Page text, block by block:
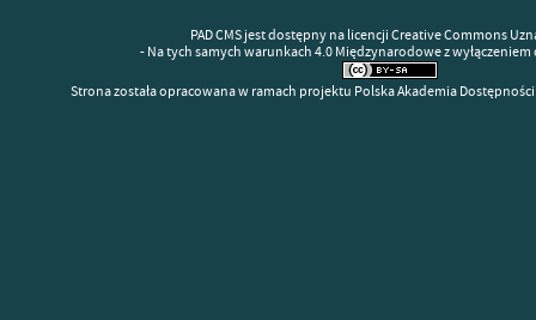
PAD CMS jest dostępny na licencji Creative Commons
- Na tych samych warunkach 4.0 Międzynarodowe z
Strona została opracowana w ramach projektu Polska Akademia